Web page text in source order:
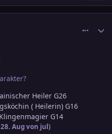
Heiler G26
( Heilerin) G16
G14
28. Augvon jul)